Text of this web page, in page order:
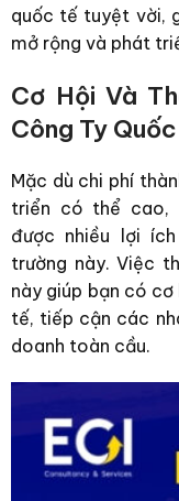
quốc tế tuyệt vời,
mở rộng và phát
Cơ Hội Và
Công Ty
Mặc dù chi phí
triển có thể cao,
được nhiều lợi
trường này. Việc
này giúp bạn có
tế, tiếp cận các
doanh toàn cầu.